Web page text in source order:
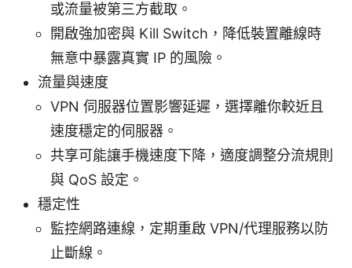
或流量被第三方截取。
開啟強加密與 Kill Switch，降低裝置離線時
無意中暴露真實 IP 的風險。
流量與速度
VPN 伺服器位置影響延遲，選擇離你較近且
速度穩定的伺服器。
共享可能讓手機速度下降，適度調整分流規則
與 QoS 設定。
穩定性
監控網路連線，定期重啟 VPN/代理服務以防
止斷線。